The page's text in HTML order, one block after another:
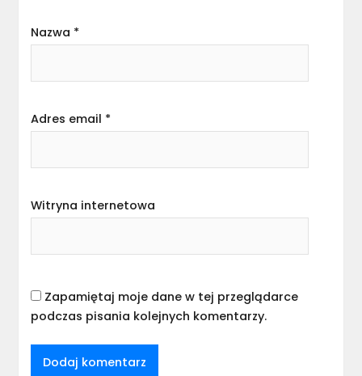
Nazwa *
Adres email *
Witryna internetowa
Zapamiętaj moje dane w tej przeglądarce
podczas pisania kolejnych komentarzy.